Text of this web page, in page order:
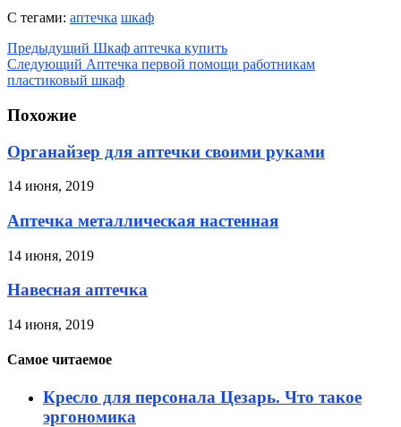
С тегами: аптечка шкаф
Предыдущий Шкаф аптечка купить
Следующий Аптечка первой помощи работникам
пластиковый шкаф
Похожие
Органайзер для аптечки своими руками
14 июня, 2019
Аптечка металлическая настенная
14 июня, 2019
Навесная аптечка
14 июня, 2019
Самое читаемое
Кресло для персонала Цезарь. Что такое
эргономика